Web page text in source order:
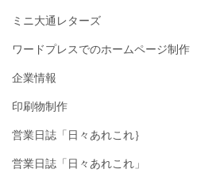
ミニ大通レターズ
ワードプレスでのホームページ制作
企業情報
印刷物制作
営業日誌「日々あれこれ｝
営業日誌「日々あれこれ」